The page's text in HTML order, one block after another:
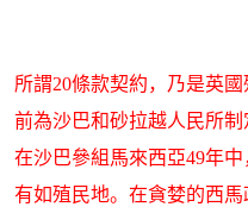
所謂20條款契約，乃是英
前為沙巴和砂拉越人民所制
在沙巴參組馬來西亞49年中
有如殖民地。在貪婪的西